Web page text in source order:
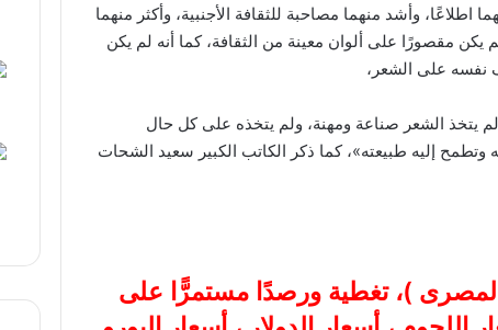
اطلاعًا، وأشد منهما مصاحبة للثقافة الأجنبية، وأكثر منهما
مقصورًا على ألوان معينة من الثقافة، كما أنه لم يكن
نفسه على الشعر،
يتخذ الشعر صناعة ومهنة، ولم يتخذه على كل حال
وتطمح إليه طبيعته»، كما ذكر الكاتب الكبير سعيد الشحات
المصرى )، تغطية ورصدًا مستمرًّا على